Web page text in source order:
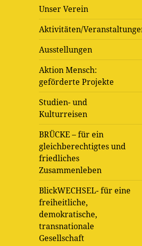
Unser Verein
Aktivitäten/
Ausstellungen
Aktion Mensch:
geförderte Projekte
Studien- und
Kulturreisen
BRÜCKE – für ein
gleichberechtigtes und
friedliches
Zusammenleben
BlickWECHSEL- für eine
freiheitliche,
demokratische,
transnationale
Gesellschaft